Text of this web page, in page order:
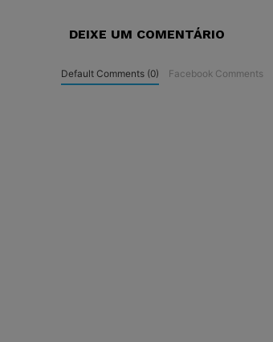
DEIXE UM COMENTÁRIO
Default Comments (0) Facebook Comments